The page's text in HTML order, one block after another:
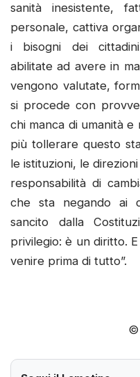
sanità inesistente,
personale, cattiva
i bisogni dei
abilitate ad avere in
vengono valutate,
si procede con
chi manca di umanità
più tollerare questo
le istituzioni, le
responsabilità di
che sta negando ai
sancito dalla
privilegio: è un diritto.
venire prima di tutto”.
©